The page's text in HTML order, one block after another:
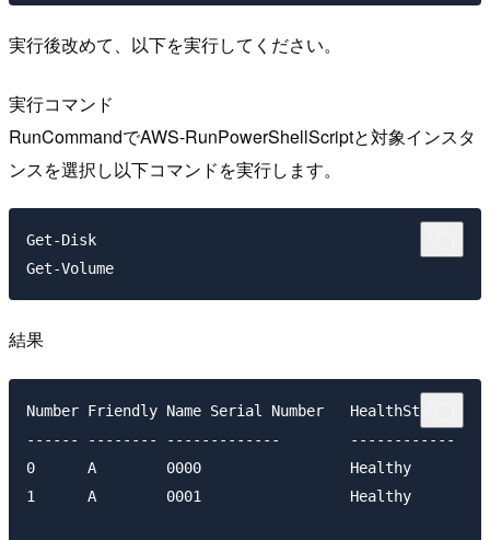
実行後改めて、以下を実行してください。
実行コマンド
RunCommandでAWS-RunPowerShellScriptと対象インスタ
ンスを選択し以下コマンドを実行します。
Get-Disk
結果
Number Friendly Name Serial Number   HealthStatus
------ -------- -------------        ------------
0      A        0000                 Healthy
1      A        0001                 Healthy